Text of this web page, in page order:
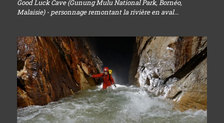
Good Luck Cave (Gunung Mulu National Park, Bornéo,
Malaisie) - personnage remontant la rivière en aval...